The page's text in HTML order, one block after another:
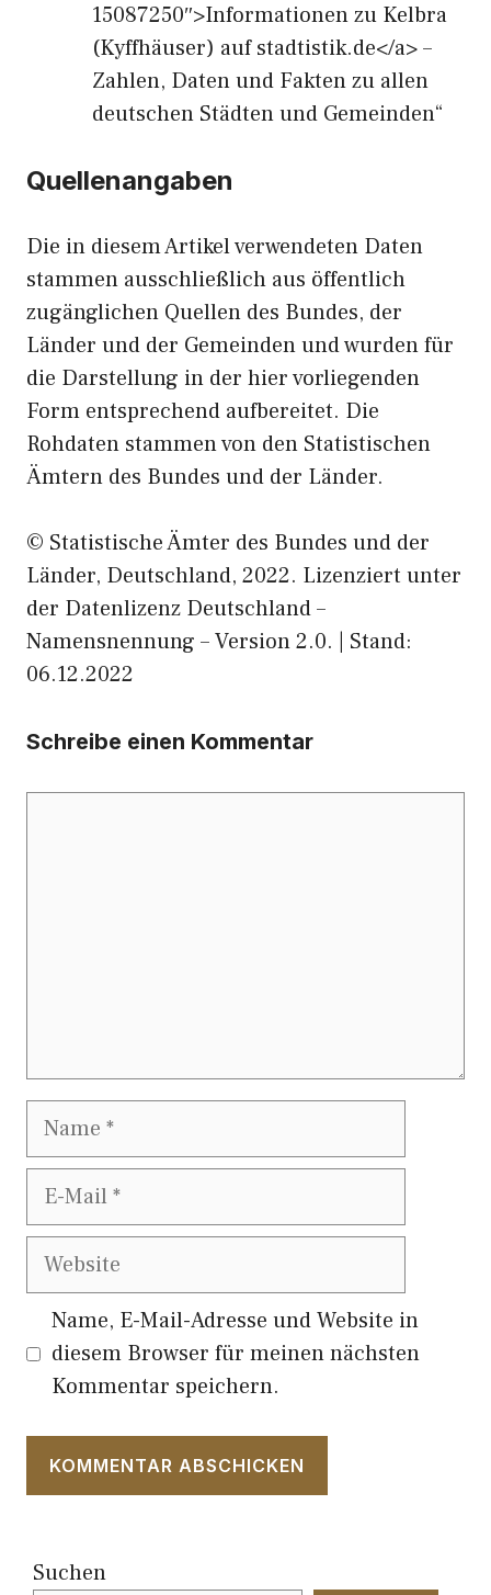
15087250″>Informationen zu Kelbra
(Kyffhäuser) auf stadtistik.de</a> –
Zahlen, Daten und Fakten zu allen
deutschen Städten und Gemeinden“
Quellenangaben
Die in diesem Artikel verwendeten Daten
stammen ausschließlich aus öffentlich
zugänglichen Quellen des Bundes, der
Länder und der Gemeinden und wurden für
die Darstellung in der hier vorliegenden
Form entsprechend aufbereitet. Die
Rohdaten stammen von den Statistischen
Ämtern des Bundes und der Länder.
© Statistische Ämter des Bundes und der
Länder, Deutschland, 2022. Lizenziert unter
der Datenlizenz Deutschland –
Namensnennung – Version 2.0. | Stand:
06.12.2022
Schreibe einen Kommentar
Name
E-
Website
Name, E-Mail-Adresse und Website in
diesem Browser für meinen nächsten
Kommentar speichern.
Suchen